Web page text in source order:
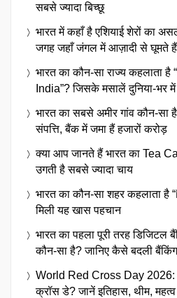
सबसे ज्यादा बिच्छू
भारत में कहाँ है एशियाई शेरों का
जगह जहाँ जंगल में आज़ादी से घूमते
भारत का कौन-सा राज्य कहलाता
India”? जिसके मसालें दुनिया-भर
भारत का सबसे अमीर गांव कौन-सा
संपत्ति, बैंक में जमा हैं हजारों करोड़
क्या आप जानते हैं भारत का Tea
उगती है सबसे ज्यादा चाय
भारत का कौन-सा शहर कहलाता है
मिली यह खास पहचान
भारत का पहला पूरी तरह डिजिटल
कौन-सा है? जानिए कैसे बदली
World Red Cross Day 2026:
क्रॉस डे? जानें इतिहास, थीम, महत्व